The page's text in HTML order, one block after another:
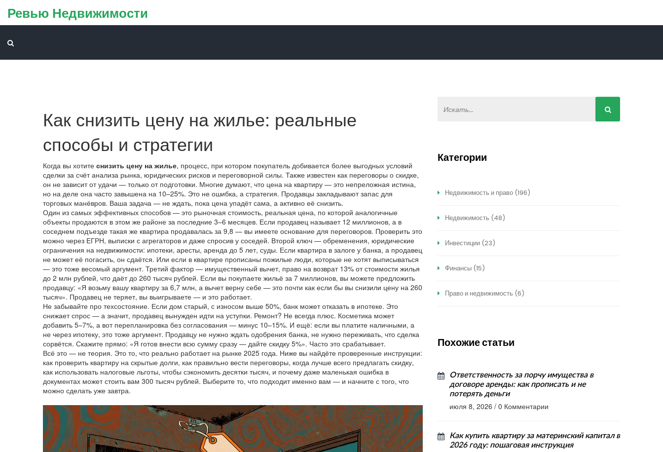
Ревью Недвижимости
Как снизить цену на жилье: реальные
способы и стратегии
Когда вы хотите снизить цену на жилье, процесс, при котором покупатель добивается более выгодных условий
сделки за счёт анализа рынка, юридических рисков и переговорной силы. Также известен как переговоры о скидке,
он не зависит от удачи — только от подготовки. Многие думают, что цена на квартиру — это непреложная истина,
но на деле она часто завышена на 10–25%. Это не ошибка, а стратегия. Продавцы закладывают запас для
торговых манёвров. Ваша задача — не ждать, пока цена упадёт сама, а активно её снизить.
Один из самых эффективных способов — это рыночная стоимость, реальная цена, по которой аналогичные
объекты продаются в этом же районе за последние 3–6 месяцев. Если продавец называет 12 миллионов, а в
соседнем подъезде такая же квартира продавалась за 9,8 — вы имеете основание для переговоров. Проверить это
можно через ЕГРН, выписки с агрегаторов и даже спросив у соседей. Второй ключ — обременения, юридические
ограничения на недвижимости: ипотеки, аресты, аренда до 5 лет, суды. Если квартира в залоге у банка, а продавец
не может её погасить, он сдаётся. Или если в квартире прописаны пожилые люди, которые не хотят выписываться
— это тоже весомый аргумент. Третий фактор — имущественный вычет, право на возврат 13% от стоимости жилья
до 2 млн рублей, что даёт до 260 тысяч рублей. Если вы покупаете жильё за 7 миллионов, вы можете предложить
продавцу: «Я возьму вашу квартиру за 6,7 млн, а вычет верну себе — это почти как если бы вы снизили цену на 260
тысяч». Продавец не теряет, вы выигрываете — и это работает.
Не забывайте про техсостояние. Если дом старый, с износом выше 50%, банк может отказать в ипотеке. Это
снижает спрос — а значит, продавец вынужден идти на уступки. Ремонт? Не всегда плюс. Косметика может
добавить 5–7%, а вот перепланировка без согласования — минус 10–15%. И ещё: если вы платите наличными, а
не через ипотеку, это тоже аргумент. Продавцу не нужно ждать одобрения банка, не нужно переживать, что сделка
сорвётся. Скажите прямо: «Я готов внести всю сумму сразу — дайте скидку 5%». Часто это срабатывает.
Всё это — не теория. Это то, что реально работает на рынке 2025 года. Ниже вы найдёте проверенные инструкции:
как проверить квартиру на скрытые долги, как правильно вести переговоры, когда лучше всего предлагать скидку,
как использовать налоговые льготы, чтобы сэкономить десятки тысяч, и почему даже маленькая ошибка в
документах может стоить вам 300 тысяч рублей. Выберите то, что подходит именно вам — и начните с того, что
можно сделать уже завтра.
Категории
Недвижимость и право (196)
Недвижимость (48)
Инвестиции (23)
Финансы (15)
Право и недвижимость (6)
Похожие статьи
Ответственность за порчу имущества в
договоре аренды: как прописать и не
потерять деньги
июля 8, 2026 / 0 Комментарии
Как купить квартиру за материнский капитал в
2026 году: пошаговая инструкция